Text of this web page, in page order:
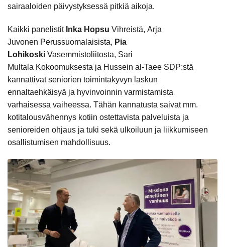
sairaaloiden päivystyksessä pitkiä aikoja.
Kaikki panelistit Inka Hopsu Vihreistä, Arja
Juvonen Perussuomalaisista, Pia
Lohikoski Vasemmistoliitosta, Sari
Multala Kokoomuksesta ja Hussein al-Taee SDP:stä
kannattivat seniorien toimintakyvyn laskun
ennaltaehkäisyä ja hyvinvoinnin varmistamista
varhaisessa vaiheessa. Tähän kannatusta saivat mm.
kotitalousvähennys kotiin ostettavista palveluista ja
senioreiden ohjaus ja tuki sekä ulkoiluun ja liikkumiseen
osallistumisen mahdollisuus.